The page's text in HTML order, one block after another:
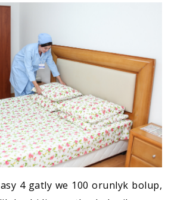
4 gatly we 100 orunlyk bolup,